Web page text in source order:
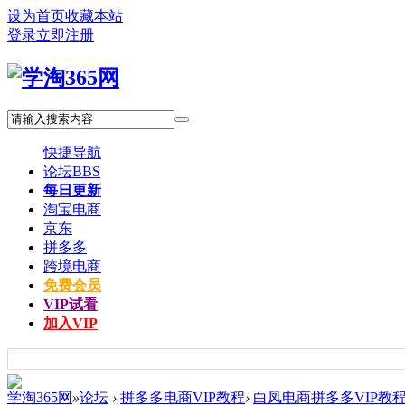
设为首页收藏本站
登录立即注册
快捷导航
论坛BBS
每日更新
淘宝电商
京东
拼多多
跨境电商
免费会员
VIP试看
加入VIP
学淘365网 »论坛 › 拼多多电商VIP教程› 白凤电商拼多多VIP教